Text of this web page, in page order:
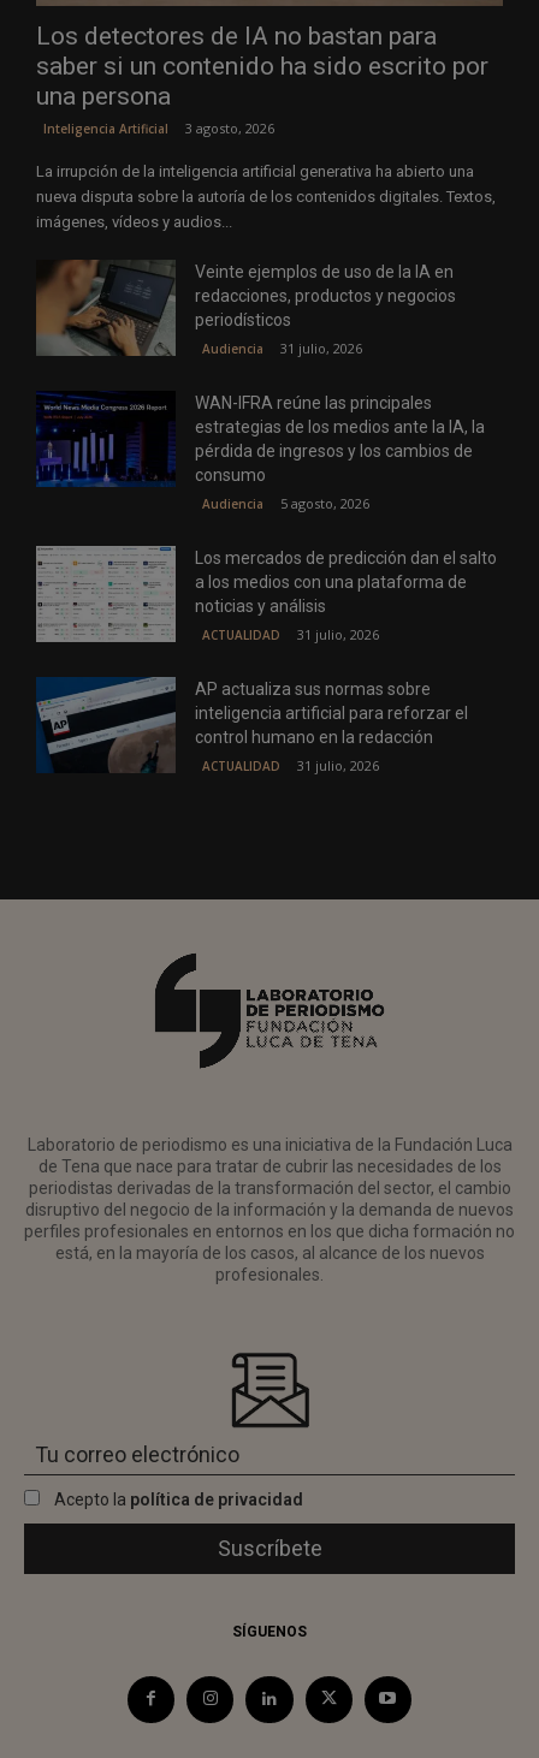
Los detectores de IA no bastan para
saber si un contenido ha sido escrito por
una persona
Inteligencia Artificial 3 agosto, 2026
La irrupción de la inteligencia artificial generativa ha abierto una
nueva disputa sobre la autoría de los contenidos digitales. Textos,
imágenes, vídeos y audios...
Veinte ejemplos de uso de la IA en
redacciones, productos y negocios
periodísticos
Audiencia 31 julio, 2026
WAN-IFRA reúne las principales
estrategias de los medios ante la IA, la
pérdida de ingresos y los cambios de
consumo
Audiencia 5 agosto, 2026
Los mercados de predicción dan el salto
a los medios con una plataforma de
noticias y análisis
ACTUALIDAD 31 julio, 2026
AP actualiza sus normas sobre
inteligencia artificial para reforzar el
control humano en la redacción
ACTUALIDAD 31 julio, 2026
Laboratorio de periodismo es una iniciativa de la Fundación Luca
de Tena que nace para tratar de cubrir las necesidades de los
periodistas derivadas de la transformación del sector, el cambio
disruptivo del negocio de la información y la demanda de nuevos
perfiles profesionales en entornos en los que dicha formación no
está, en la mayoría de los casos, al alcance de los nuevos
profesionales.
Acepto la política de privacidad
SÍGUENOS